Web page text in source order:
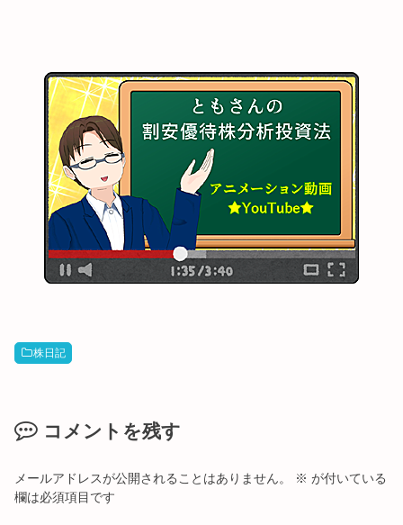
株日記
コメントを残す
メールアドレスが公開されることはありません。 ※ が付いている
欄は必須項目です